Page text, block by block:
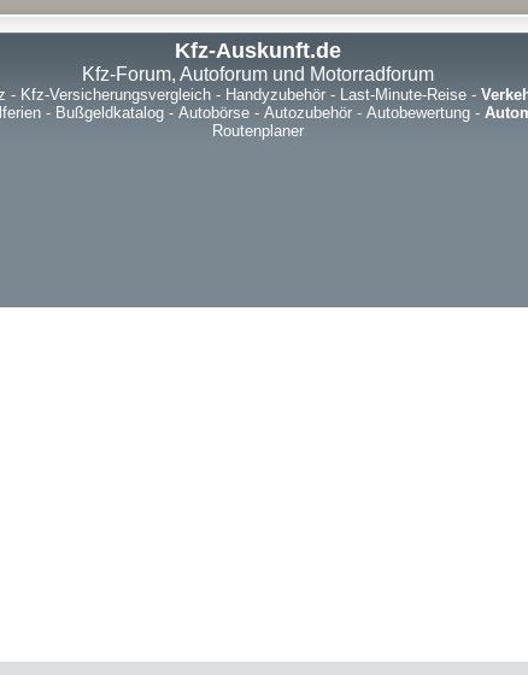
Kfz-Auskunft.de
Kfz-Forum, Autoforum und Motorradforum
- Kfz-Versicherungsvergleich- Handyzubehör- Last-Minute-Reise-
- Bußgeldkatalog - Autobörse - Autozubehör - Autobewertung -
Routenplaner